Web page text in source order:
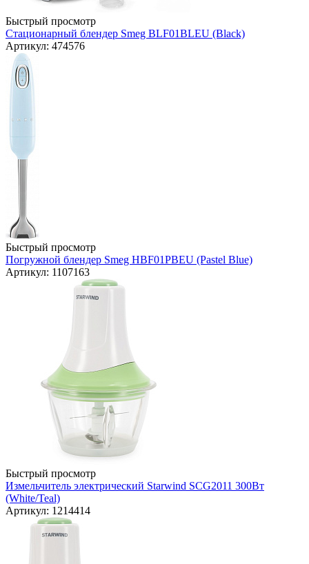
Быстрый просмотр
Стационарный блендер Smeg BLF01BLEU (Black)
Артикул: 474576
Быстрый просмотр
Погружной блендер Smeg HBF01PBEU (Pastel Blue)
Артикул: 1107163
Быстрый просмотр
Измельчитель электрический Starwind SCG2011 300Вт
(White/Teal)
Артикул: 1214414